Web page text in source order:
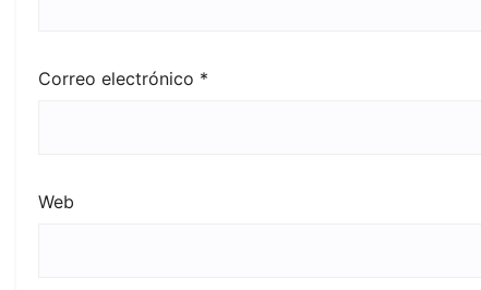
Correo electrónico *
Web